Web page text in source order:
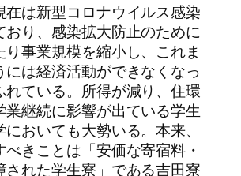
は新型コロナウイルス感染
おり、感染拡大防止のために
り事業規模を縮小し、これま
には経済活動ができなくなっ
れている。所得が減り、住環
業継続に影響が出ている学生
おいても大勢いる。本来、
きことは「安価な寄宿料・
された学生寮」である吉田寮